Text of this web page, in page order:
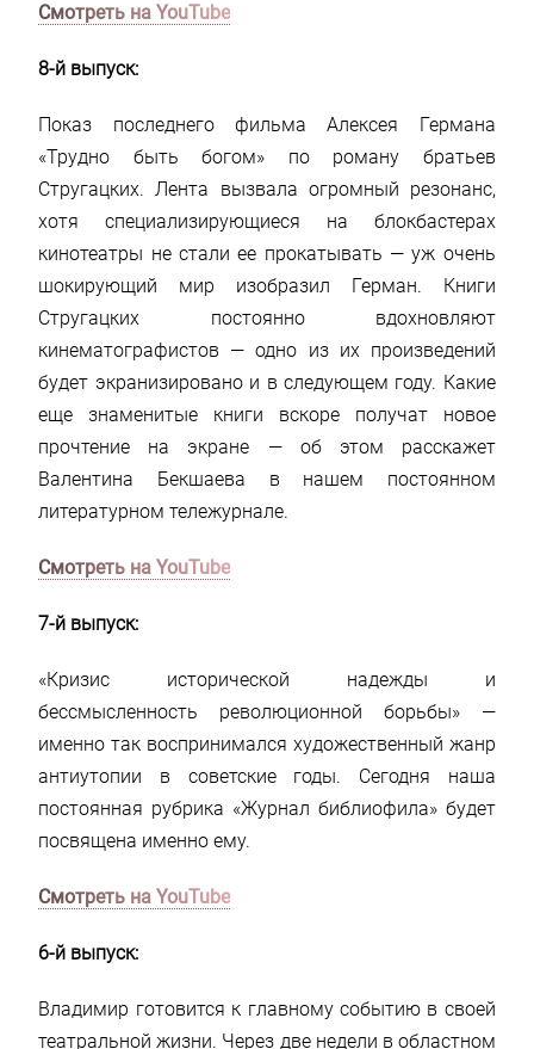
Смотреть на YouTube
8-й выпуск:
Показ последнего фильма Алексея Германа
«Трудно быть богом» по роману братьев
Стругацких. Лента вызвала огромный резонанс,
хотя специализирующиеся на блокбастерах
кинотеатры не стали ее прокатывать — уж очень
шокирующий мир изобразил Герман. Книги
Стругацких постоянно вдохновляют
кинематографистов — одно из их произведений
будет экранизировано и в следующем году. Какие
еще знаменитые книги вскоре получат новое
прочтение на экране — об этом расскажет
Валентина Бекшаева в нашем постоянном
литературном тележурнале.
Смотреть на YouTube
7-й выпуск:
«Кризис исторической надежды и
бессмысленность революционной борьбы» —
именно так воспринимался художественный жанр
антиутопии в советские годы. Сегодня наша
постоянная рубрика «Журнал библиофила» будет
посвящена именно ему.
Смотреть на YouTube
6-й выпуск:
Владимир готовится к главному событию в своей
театральной жизни. Через две недели в областном